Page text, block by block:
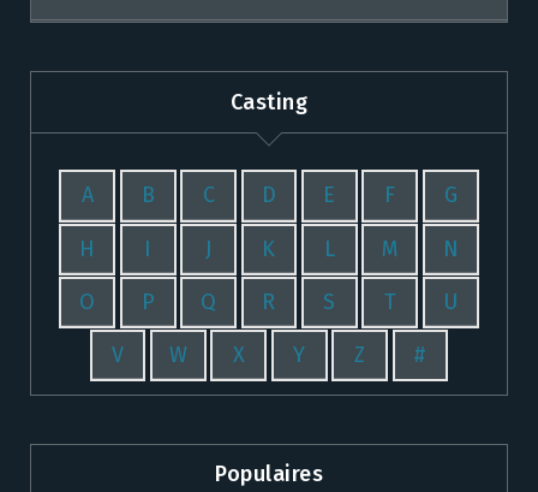
Casting
A B C D E F G
H I J K L M N
O P Q R S T U
V W X Y Z #
Populaires